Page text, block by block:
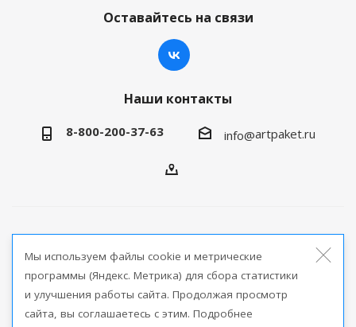
Оставайтесь на связи
Наши контакты
8-800-200-37-63 info@artpaket.ru
продукции
Версия для печати
Мы используем файлы cookie и метрические
программы (Яндекс. Метрика) для сбора статистики
и улучшения работы сайта. Продолжая просмотр
сайта, вы соглашаетесь с этим. Подробнее